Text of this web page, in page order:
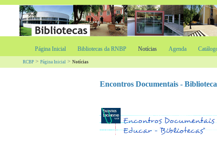
Página Inicial Bibliotecas da RNBP Notícias Agenda
RCBP > Página Inicial > Notícias
Encontros Documentais -